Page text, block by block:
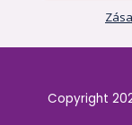
Copyright